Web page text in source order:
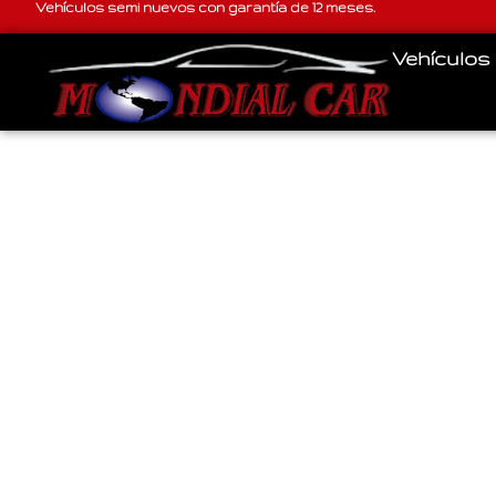
Vehículos semi nuevos con garantía de 12 meses.
Vehículos